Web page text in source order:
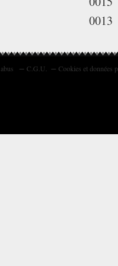
0013
C.G.U. Cookies et données